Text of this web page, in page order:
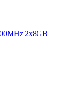
2x8GB